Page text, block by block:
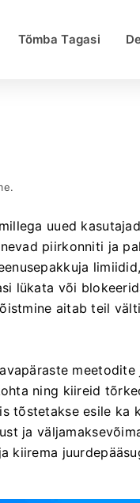
Tõmba Tagasi
uued kasutajad
piirkonniti ja
lükata või
aitab teil
meetodite
ning kiireid
tõstetakse esile ka
ja
kiirema